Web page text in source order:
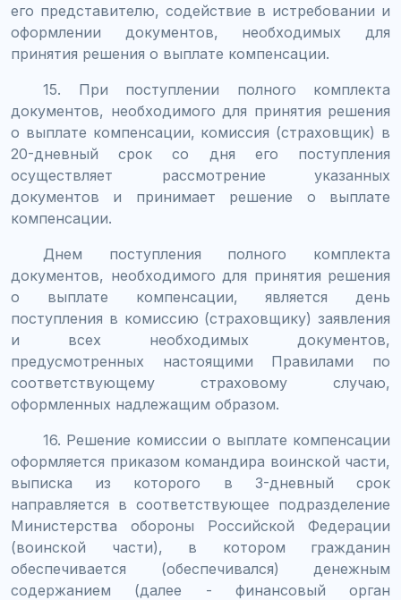
его представителю, содействие в истребовании и
оформлении документов, необходимых для
принятия решения о выплате компенсации.
15. При поступлении полного комплекта
документов, необходимого для принятия решения
о выплате компенсации, комиссия (страховщик) в
20-дневный срок со дня его поступления
осуществляет рассмотрение указанных
документов и принимает решение о выплате
компенсации.
Днем поступления полного комплекта
документов, необходимого для принятия решения
о выплате компенсации, является день
поступления в комиссию (страховщику) заявления
и всех необходимых документов,
предусмотренных настоящими Правилами по
соответствующему страховому случаю,
оформленных надлежащим образом.
16. Решение комиссии о выплате компенсации
оформляется приказом командира воинской части,
выписка из которого в 3-дневный срок
направляется в соответствующее подразделение
Министерства обороны Российской Федерации
(воинской части), в котором гражданин
обеспечивается (обеспечивался) денежным
содержанием (далее - финансовый орган